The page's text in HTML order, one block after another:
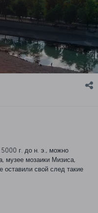
г. до н. э., можно
музее мозаики Мизиса,
оставили свой след такие
Акьятан. Адана также